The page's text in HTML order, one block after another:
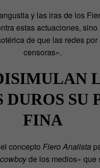
y las iras de los
estas actuaciones,
de que las redes por
censoras».
DUROS SU
FINA
concepto Fiero Analista
cowboyde los medios» que